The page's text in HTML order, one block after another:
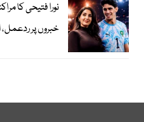
نورا فتیحی کا
خبروں پر